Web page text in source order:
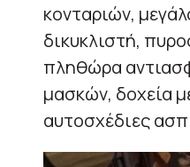
κονταριών,
δικυκλιστή,
πληθώρα
μασκών, δοχεία
αυτοσχέδιες